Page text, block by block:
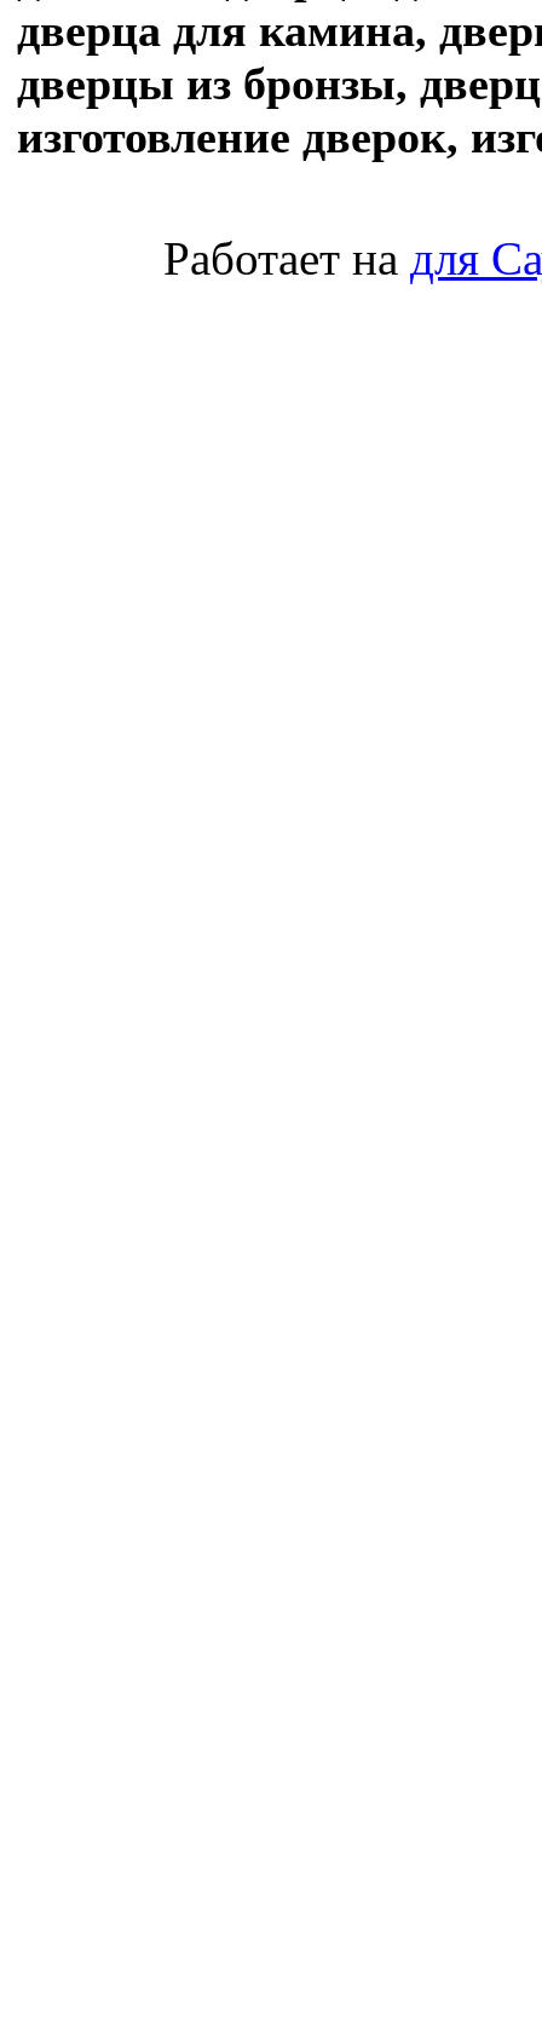
дверца для камина,
дверцы из бронзы,
изготовление дверок,
Работает на для